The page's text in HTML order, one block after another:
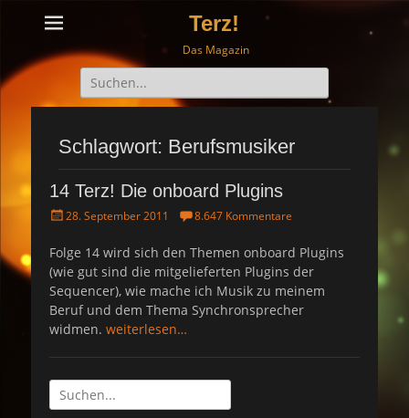
Terz!
Das Magazin
Suche
nach:
Schlagwort: Berufsmusiker
14 Terz! Die onboard Plugins
P
s
t
e
d
o
n
28. September 2011 8.647 Kommentare
Folge 14 wird sich den Themen onboard Plugins
(wie gut sind die mitgelieferten Plugins der
Sequencer), wie mache ich Musik zu meinem
Beruf und dem Thema Synchronsprecher
widmen. weiterlesen…
Suche
nach: